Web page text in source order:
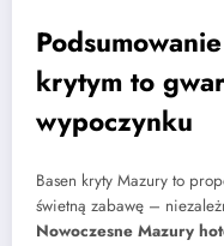
krytym to
wypoczynku
Basen kryty Mazury to
świetną zabawę –
Nowoczesne Mazury